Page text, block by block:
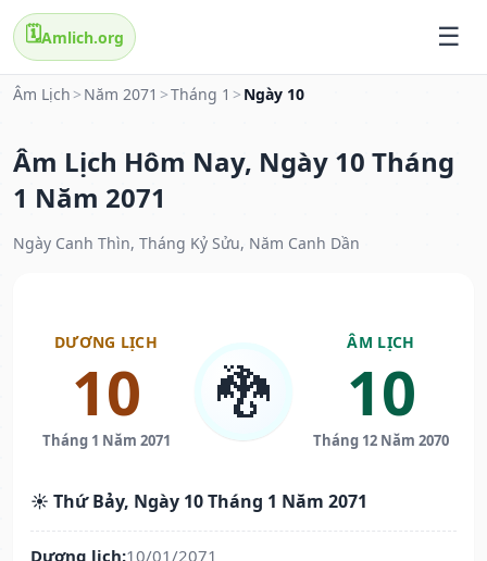
🗓️Amlich.org
Âm Lịch > Năm 2071 >Tháng 1 > Ngày 10
Âm Lịch Hôm Nay, Ngày 10 Tháng
1 Năm 2071
Ngày Canh Thìn, Tháng Kỷ Sửu, Năm Canh Dần
DƯƠNG LỊCH
10
Tháng 1 Năm 2071
🐉
ÂM LỊCH
10
Tháng 12 Năm 2070
☀️ Thứ Bảy, Ngày 10 Tháng 1 Năm 2071
Dương lịch:10/01/2071